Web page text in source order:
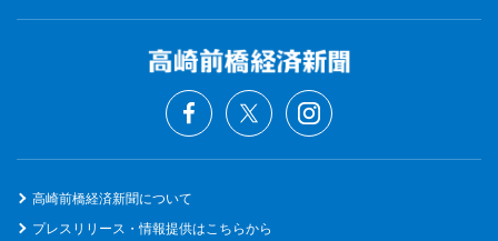
高崎前橋経済新聞について
プレスリリース・情報提供はこちらから